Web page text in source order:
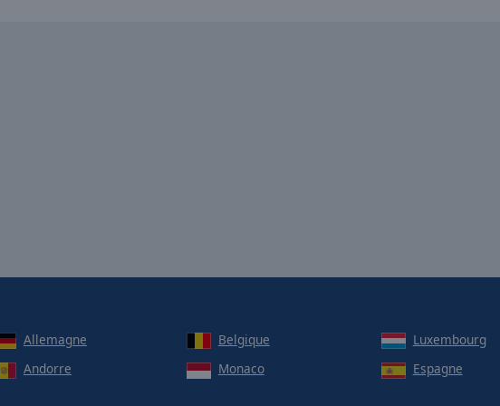
Allemagne Belgique
Luxembourg
Andorre Monaco Espagne